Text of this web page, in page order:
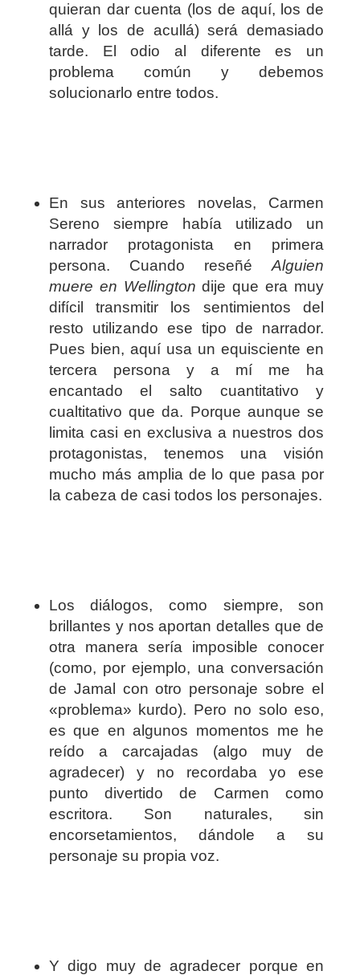
quieran dar cuenta (los de aquí, los de
allá y los de acullá) será demasiado
tarde. El odio al diferente es un
problema común y debemos
solucionarlo entre todos.
En sus anteriores novelas, Carmen
Sereno siempre había utilizado un
narrador protagonista en primera
persona. Cuando reseñéAlguien
muere en Wellington dije que era muy
difícil transmitir los sentimientos del
resto utilizando ese tipo de narrador.
Pues bien, aquí usa un equisciente en
tercera persona y a mí me ha
encantado el salto cuantitativo y
cualtitativo que da. Porque aunque se
limita casi en exclusiva a nuestros dos
protagonistas, tenemos una visión
mucho más amplia de lo que pasa por
la cabeza de casi todos los personajes.
Los diálogos, como siempre, son
brillantes y nos aportan detalles que de
otra manera sería imposible conocer
(como, por ejemplo, una conversación
de Jamal con otro personaje sobre el
«problema» kurdo). Pero no solo eso,
es que en algunos momentos me he
reído a carcajadas (algo muy de
agradecer) y no recordaba yo ese
punto divertido de Carmen como
escritora. Son naturales, sin
encorsetamientos, dándole a su
personaje su propia voz.
Y digo muy de agradecer porque en